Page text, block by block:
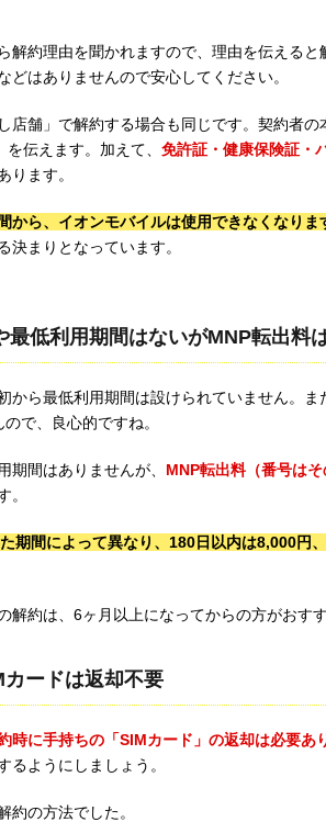
解約理由を聞かれますので、理由を伝えると
どはありませんので安心してください。
店舗」で解約する場合も同じです。契約者の
伝えます。加えて、 免許証・健康保険証・
ります。
から、イオンモバイルは使用できなくなりま
決まりとなっています。
最低利用期間はないがMNP転出料
から最低利用期間は設けられていません。ま
で、良心的ですね。
期間はありませんが、 MNP転出料（番号は
。
期間によって異なり、180日以内は8,000円
解約は、6ヶ月以上になってからの方がおすす
ードは返却不要
時に手持ちの「SIMカード」の返却は必要あ
るようにしましょう。
約の方法でした。